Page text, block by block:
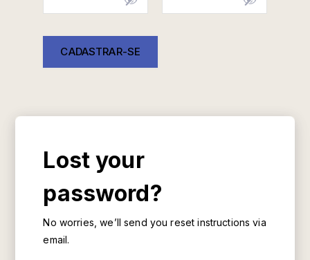
CADASTRAR-SE
Lost your
password?
No worries, we’ll send you reset instructions via
email.